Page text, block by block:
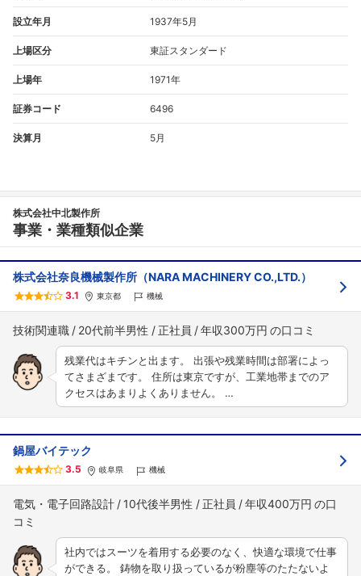
設立年月 1937年5月
上場区分 東証スタンダード
上場年 1971年
証券コード 6496
決算月 5月
株式会社中北製作所
事業・業種類似企業
株式会社奈良機械製作所（NARA MACHINERY CO.,LTD.）
3.1 東京都 機械
技術関連職 20代前半男性 正社員 年収300万円
残業代はキチンと出ます。 出張や残業時間は部署によっ
てさまざまです。 住所は東京ですが、工業地帯までのア
クセスはあまりよくありません。 …
鍋屋バイテック
3.5 岐阜県 機械
電気・電子回路設計 10代後半男性 正社員 年収400万円
社内ではスーツを着用する必要のなく、快適な環境で仕事
ができる。 鋳物を取り扱っているが粉塵等のたたないよ